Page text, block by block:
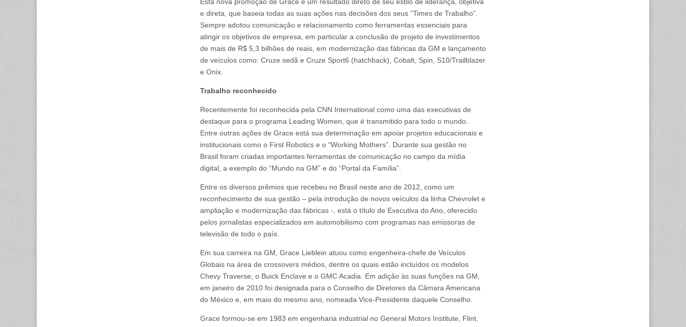
e direta, que baseia todas as suas ações nas decisões dos seus “Times de Trabalho”.
Sempre adotou comunicação e relacionamento como ferramentas essenciais para
atingir os objetivos de empresa, em particular a conclusão de projeto de investimentos
de mais de R$ 5,3 bilhões de reais, em modernização das fábricas da GM e lançamento
de veículos como: Cruze sedã e Cruze Sport6 (hatchback), Cobalt, Spin, S10/Trailblazer
e Onix.
Trabalho reconhecido
Recentemente foi reconhecida pela CNN International como uma das executivas de
destaque para o programa Leading Women, que é transmitido para todo o mundo.
Entre outras ações de Grace está sua determinação em apoiar projetos educacionais e
institucionais como o First Robotics e o “Working Mothers”. Durante sua gestão no
Brasil foram criadas importantes ferramentas de comunicação no campo da mídia
digital, a exemplo do “Mundo na GM” e do “Portal da Família”.
Entre os diversos prêmios que recebeu no Brasil neste ano de 2012, como um
reconhecimento de sua gestão – pela introdução de novos veículos da linha Chevrolet e
ampliação e modernização das fábricas -, está o título de Executiva do Ano, oferecido
pelos jornalistas especializados em automobilismo com programas nas emissoras de
televisão de todo o país.
Em sua carreira na GM, Grace Lieblein atuou como engenheira-chefe de Veículos
Globais na área de crossovers médios, dentre os quais estão incluídos os modelos
Chevy Traverse, o Buick Enclave e o GMC Acadia. Em adição às suas funções na GM,
em janeiro de 2010 foi designada para o Conselho de Diretores da Câmara Americana
do México e, em maio do mesmo ano, nomeada Vice-Presidente daquele Conselho.
Grace formou-se em 1983 em engenharia industrial no General Motors Institute, Flint,